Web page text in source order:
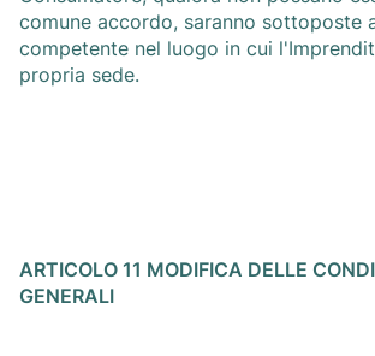
comune accordo, saranno sottoposte
competente nel luogo in cui
propria sede.
ARTICOLO 11 MODIFICA DELLE
GENERALI